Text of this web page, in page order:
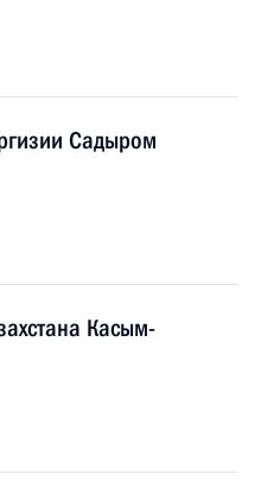
Садыром
Касым-